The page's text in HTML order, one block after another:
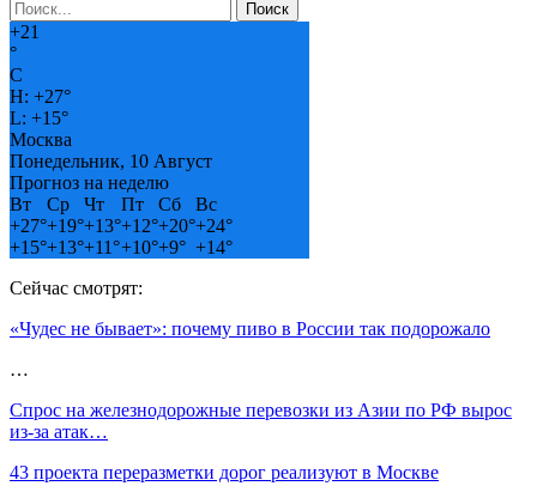
+21
°
C
H: +27°
L: +15°
Москва
Понедельник, 10 Август
Прогноз на неделю
Вт
Ср Чт Пт Сб
Вс
+27°+19°+13°+12°+20°+24°
+15°+13°+11°+10°+9° +14°
Сейчас смотрят:
«Чудес не бывает»: почему пиво в России так подорожало
…
Спрос на железнодорожные перевозки из Азии по РФ вырос
из-за атак…
43 проекта переразметки дорог реализуют в Москве